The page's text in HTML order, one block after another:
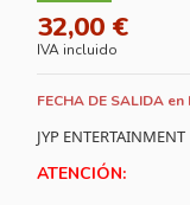
32,00 €
IVA incluido
FECHA DE SALIDA
JYP ENTERTAINMENT
ATENCIÓN: